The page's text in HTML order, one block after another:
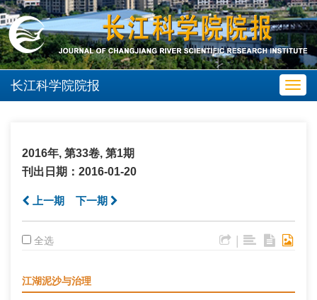
长江科学院院报
2016年, 第33卷, 第1期
刊出日期：2016-01-20
上一期 下一期
全选
江湖泥沙与治理